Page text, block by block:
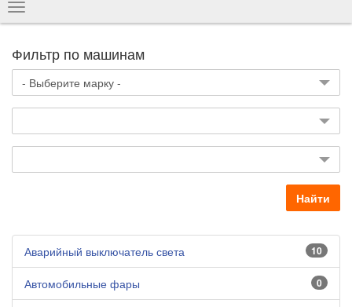
Показать
навигацию
Фильтр по машинам
Найти
10
Аварийный выключатель света
0
Автомобильные фары